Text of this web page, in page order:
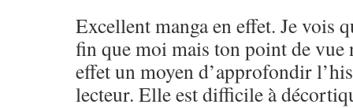
Excellent manga en effet. Je vois
fin que moi mais ton point de vue
effet un moyen d’approfondir
lecteur. Elle est difficile à